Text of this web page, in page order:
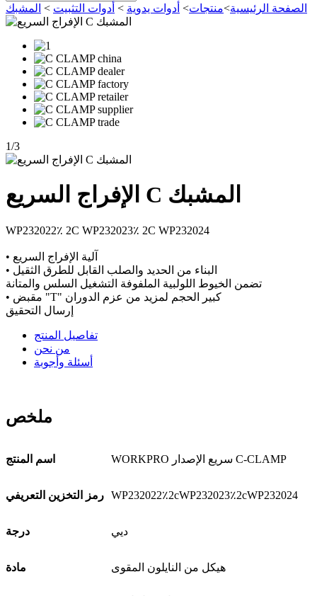
الصفحة الرئيسية>منتجات> أدوات يدوية > أدوات التثبيت > المشبك
1/3
الإفراج السريع C المشبك
WP232022٪ 2C WP232023٪ 2C WP232024
• آلية الإفراج السريع
• البناء من الحديد والصلب القابل للطرق الثقيل
تضمن الخيوط اللولبية الملفوفة التشغيل السلس والمتانة
• مقبض "T" كبير الحجم لمزيد من عزم الدوران
إرسال التحقيق
تفاصيل المنتج
من نحن
أسئلة وأجوبة
ملخص
اسم المنتج WORKPRO سريع الإصدار C-CLAMP
رمز التخزين التعريفي WP232022٪2cWP232023٪2cWP232024
درجة ديي
مادة هيكل من النايلون المقوى